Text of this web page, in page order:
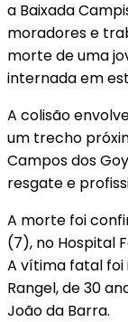
a Baixada
moradores e
morte de uma
internada em
A colisão
um trecho
Campos dos
resgate e
A morte foi
(7), no Hospital
A vítima fatal foi
Rangel, de 30
João da Barra.